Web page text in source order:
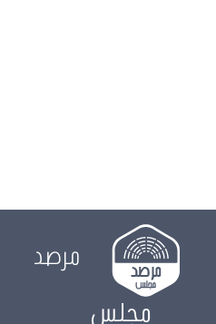
مرصد
مجلس